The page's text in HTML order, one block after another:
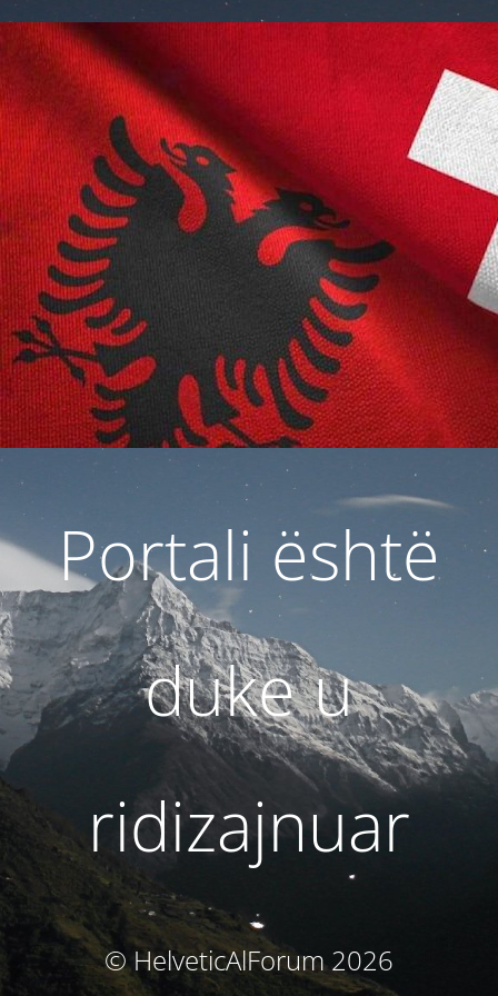
Portali është
duke u
ridizajnuar
© HelveticAlForum 2026